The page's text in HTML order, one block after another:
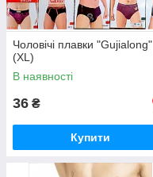
Чоловічі плавки "Gujialong"
(XL)
В наявності
36 ₴
Купити